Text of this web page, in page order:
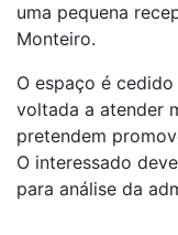
uma pequena
Monteiro.
O espaço é
voltada a atender
pretendem
O interessado
para análise da